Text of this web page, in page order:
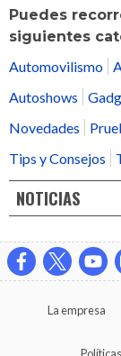
Puedes
siguientes
Automovilismo
Autoshows
Novedades
Tips y Consejos
NOTICIAS
La empresa